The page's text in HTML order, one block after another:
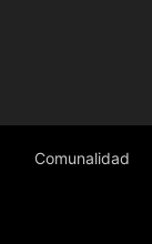
Comunalidad